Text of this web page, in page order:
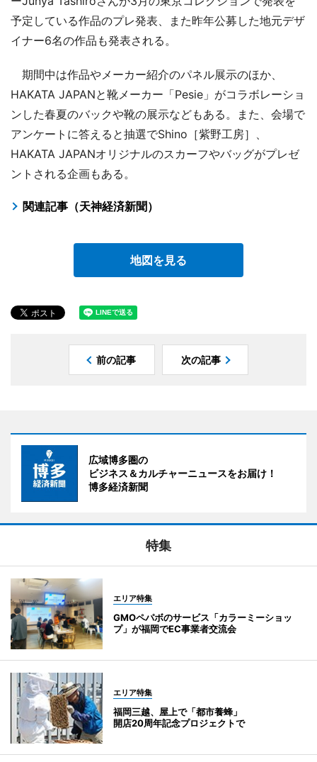
予定している作品のプレ発表、また昨年公募した地元デザ
イナー6名の作品も発表される。
期間中は作品やメーカー紹介のパネル展示のほか、
HAKATA JAPANと靴メーカー「Pesie」がコラボレーショ
ンした春夏のバックや靴の展示などもある。また、会場で
アンケートに答えると抽選でShino［紫野工房］、
HAKATA JAPANオリジナルのスカーフやバッグがプレゼ
ントされる企画もある。
関連記事（天神経済新聞）
地図を見る
前の記事 次の記事
広域博多圏の
ビジネス＆カルチャーニュースをお届け！
博多経済新聞
特集
エリア特集
GMOペパボのサービス「カラーミーショッ
プ」が福岡でEC事業者交流会
エリア特集
福岡三越、屋上で「都市養蜂」
開店20周年記念プロジェクトで